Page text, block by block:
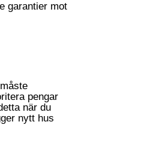
garantier mot
pengar
när du
nytt hus